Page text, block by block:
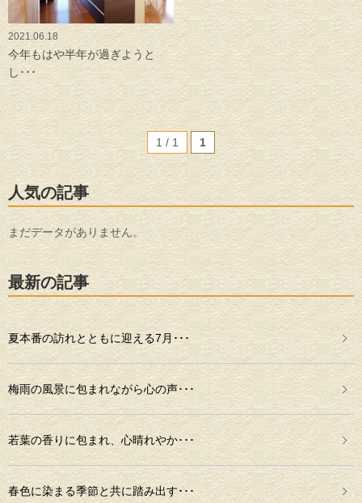
2021.06.18
今年もはや半年が過ぎようと
し･･･
1 / 1 1
人気の記事
まだデータがありません。
最新の記事
夏本番の訪れとともに迎える7月･･･
梅雨の風景に包まれながら心の声･･･
若葉の香りに包まれ、心晴れやか･･･
春色に染まる季節と共に踏み出す･･･